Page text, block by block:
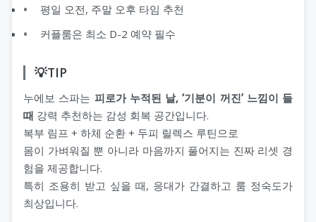
평일 오전, 주말 오후 타임 추천
커플룸은 최소 D-2 예약 필수
💡TIP
누에보 스파는 피로가 누적된 날, ‘기분이 꺼진’ 느낌이 들
때 강력 추천하는 감성 회복 공간입니다.
복부 림프 + 하체 순환 + 두피 릴렉스 루틴으로
몸이 가벼워질 뿐 아니라 마음까지 풀어지는 진짜 리셋 경
험을 제공합니다.
특히 조용히 받고 싶을 때, 응대가 간결하고 룸 정숙도가
최상입니다.